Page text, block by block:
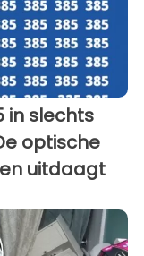
in slechts
optische
uitdaagt